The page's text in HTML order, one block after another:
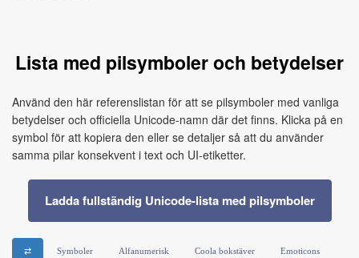
Lista med pilsymboler och betydelser
Använd den här referenslistan för att se pilsymboler med vanliga
betydelser och officiella Unicode-namn där det finns. Klicka på en
symbol för att kopiera den eller se detaljer så att du använder
samma pilar konsekvent i text och UI-etiketter.
Ladda fullständig Unicode-lista med pilsymboler
⇄ Symboler Alfanumerisk Coola bokstäver Emoticons